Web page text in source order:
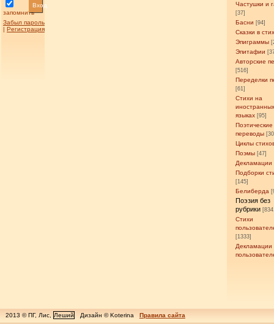
запомнить
Вход
Забыл пароль
| Регистрация
Частушки и
[37]
Басни [94]
Сказки в
Эпиграммы
Эпитафии
Авторские
[516]
Переделки
[61]
Стихи на
языках [95]
Поэтические
переводы
Циклы
Поэмы [47]
Декламации
Подборки
[145]
Белиберда
Поэзия без
рубрики
Стихи
[1333]
Декламации
2013 © ПГ, Лис, Леший Дизайн © Koterina
Правила сайта